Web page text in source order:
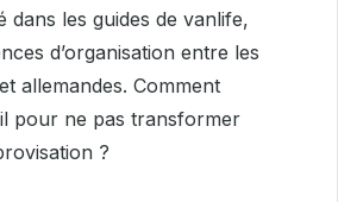
dans les guides de vanlife,
d’organisation entre les
allemandes. Comment
pour ne pas transformer
?